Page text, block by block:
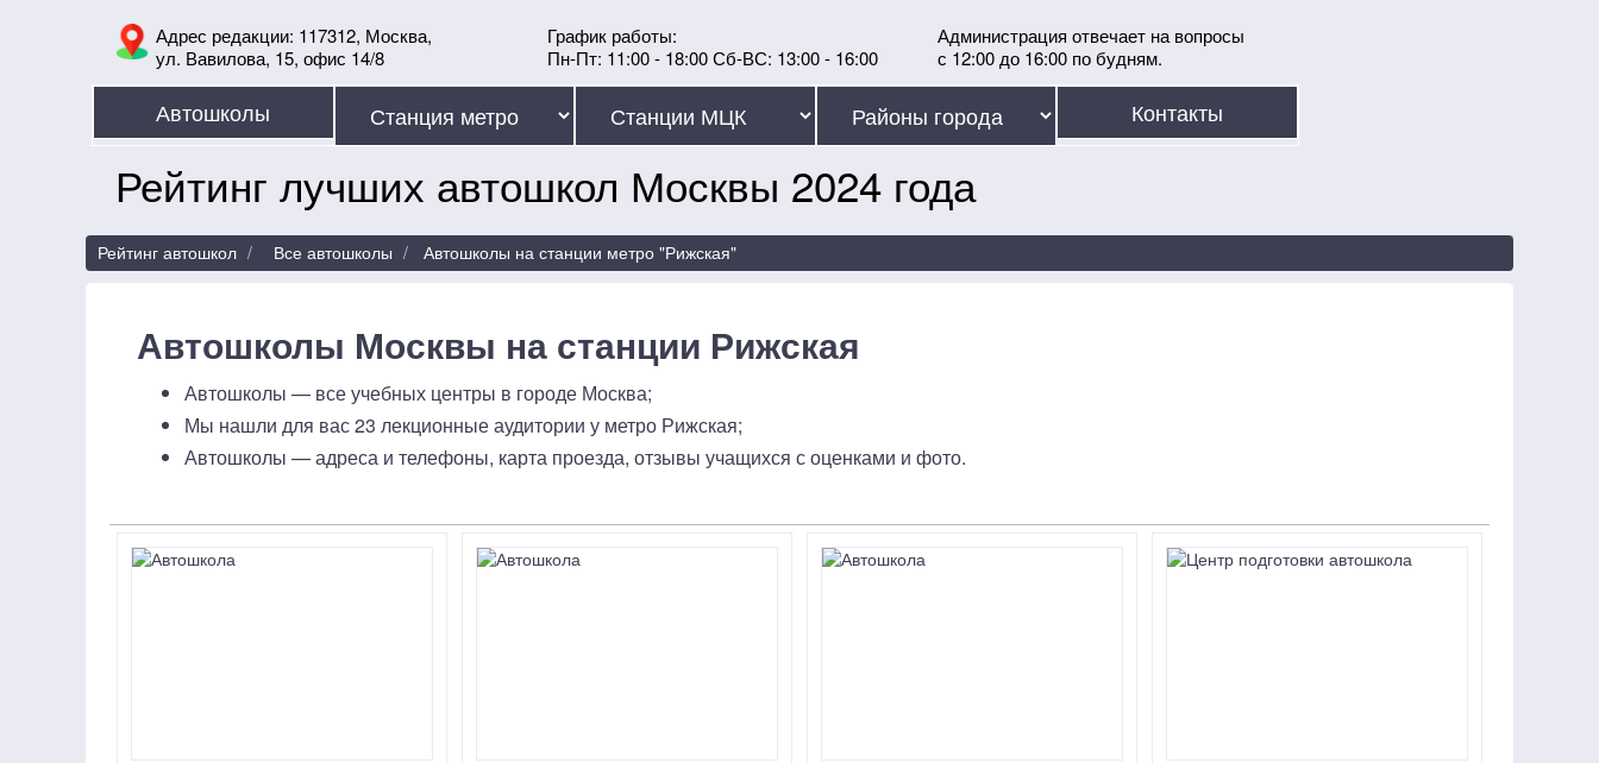
Адрес редакции: 117312, Москва,
ул. Вавилова, 15, офис 14/8
График работы:
Пн-Пт: 11:00 - 18:00 Сб-ВС: 13:00 - 16:00
Администрация отвечает на вопросы
с 12:00 до 16:00 по будням.
Автошколы Контакты
Рейтинг лучших автошкол Москвы 2024 года
Рейтинг автошкол Все автошколы Автошколы на станции метро "Рижская"
Автошколы Москвы на станции Рижская
Автошколы — все учебных центры в городе Москва;
Мы нашли для вас 23 лекционные аудитории у метро Рижская;
Автошколы — адреса и телефоны, карта проезда, отзывы учащихся с оценками и фото.